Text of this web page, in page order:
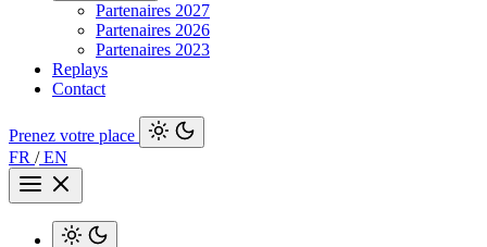
Partenaires 2027
Partenaires 2026
Partenaires 2023
Replays
Contact
Prenez votre place
FR /EN